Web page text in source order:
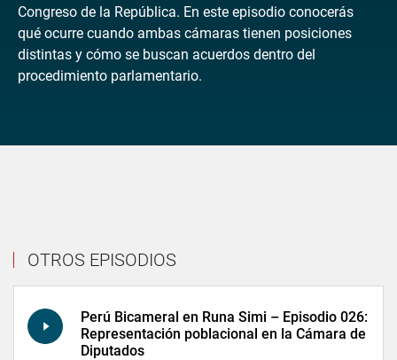
Congreso de la República. En este episodio conocerás
qué ocurre cuando ambas cámaras tienen posiciones
distintas y cómo se buscan acuerdos dentro del
procedimiento parlamentario.
OTROS EPISODIOS
Perú Bicameral en Runa Simi – Episodio 026:
Representación poblacional en la Cámara de
Diputados